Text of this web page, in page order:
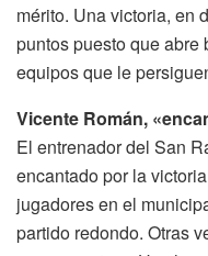
mérito. Una victoria, en
puntos puesto que abre
equipos que le
Vicente Román,
El entrenador del San
encantado por la
jugadores en el
partido redondo. Otras